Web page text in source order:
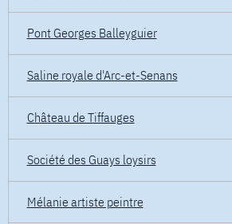
Pont Georges Balleyguier
Saline royale d'Arc-et-Senans
Château de Tiffauges
Société des Guays loysirs
Mélanie artiste peintre